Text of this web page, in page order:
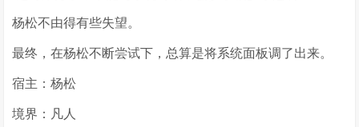
杨松不由得有些失望。
最终，在杨松不断尝试下，总算是将系统面板调了出来。
宿主：杨松
境界：凡人